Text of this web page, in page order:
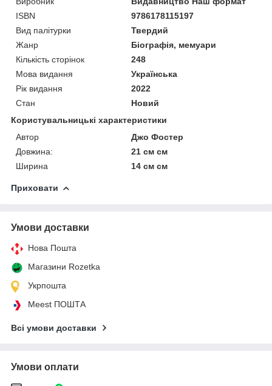
ISBN
9786178115197
Вид палітурки
Твердий
Жанр
Біографія, мемуари
Кількість сторінок
248
Мова видання
Українська
Рік видання
2022
Стан
Новий
Користувальницькі характеристики
Автор
Джо Фостер
Довжина:
21 см см
Ширина
14 см см
Приховати
Умови доставки
Нова Пошта
Магазини Rozetka
Укрпошта
Meest ПОШТА
Всі умови доставки
Умови оплати